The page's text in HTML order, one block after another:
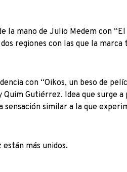
la mano de Julio Medem con
regiones con las que la
con “Oikos, un beso de
Quim Gutiérrez. Idea que surge
sensación similar a la que
están más unidos.